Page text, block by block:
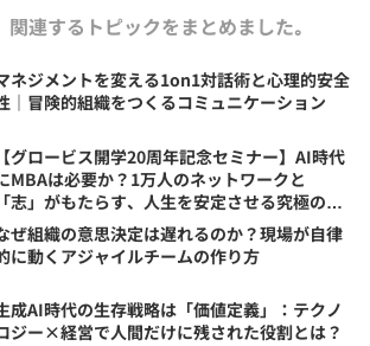
関連するトピックをまとめました｡
ネジメントを変える1on1対話術と心理的安全
｜冒険的組織をつくるコミュニケーション
【グロービス開学20周年記念セミナー】AI時代
MBAは必要か？1万人のネットワークと
「志」がもたらす、人生を安定させる究極の資
とは？
ぜ組織の意思決定は遅れるのか？現場が自律
に動くアジャイルチームの作り方
成AI時代の生存戦略は「価値定義」：テクノ
ジー×経営で人間だけに残された役割とは？